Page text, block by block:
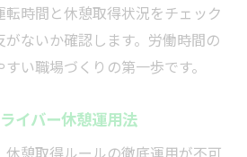
時間と休憩取得状況をチェック
がないか確認します。労働時間の
い職場づくりの第一歩です。
イバー休憩運用法
憩取得ルールの徹底運用が不可